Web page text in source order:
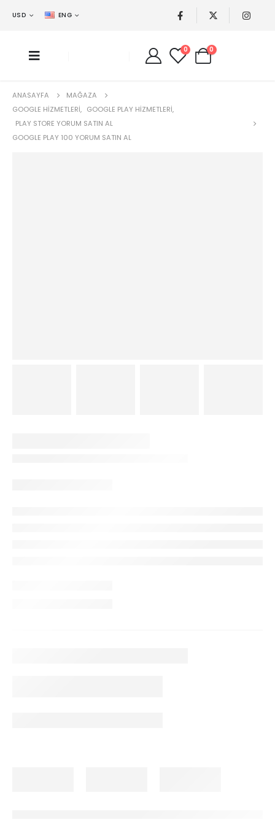
USD ENG
0 0
ANASAYFA
MAĞAZA
GOOGLE HIZMETLERI, GOOGLE PLAY HIZMETLERI,
PLAY STORE YORUM SATIN AL
GOOGLE PLAY 100 YORUM SATIN AL